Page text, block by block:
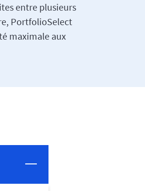
entre plusieurs
PortfolioSelect
maximale aux